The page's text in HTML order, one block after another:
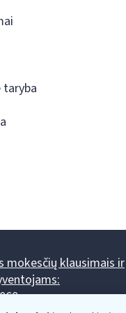
taryba
mokesčių klausimais ir